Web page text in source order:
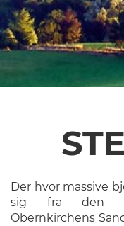
Der hvor massive
sig fra den
Obernkirchens